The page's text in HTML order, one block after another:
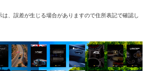
、誤差が生じる場合がありますので住所表記で確認し